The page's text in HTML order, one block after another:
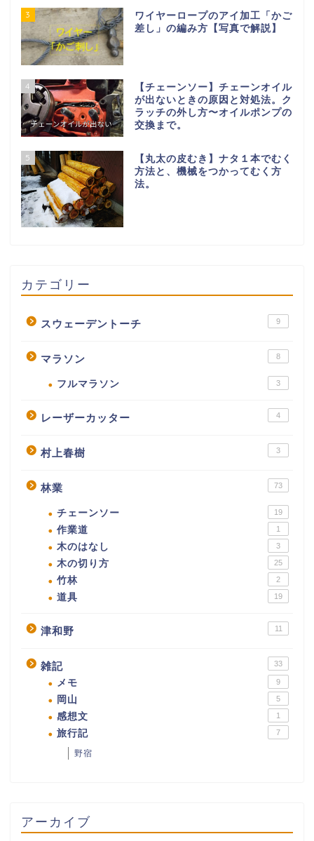
3
ワイヤーロープのアイ加工「かご
差し」の編み方【写真で解説】
4
【チェーンソー】チェーンオイル
が出ないときの原因と対処法。ク
ラッチの外し方〜オイルポンプの
交換まで。
5
【丸太の皮むき】ナタ１本でむく
方法と、機械をつかってむく方
法。
カテゴリー
スウェーデントーチ 9
マラソン 8
フルマラソン 3
レーザーカッター 4
村上春樹 3
林業 73
チェーンソー 19
作業道 1
木のはなし 3
木の切り方 25
竹林 2
道具 19
津和野 11
雑記 33
メモ 9
岡山 5
感想文 1
旅行記 7
野宿
アーカイブ